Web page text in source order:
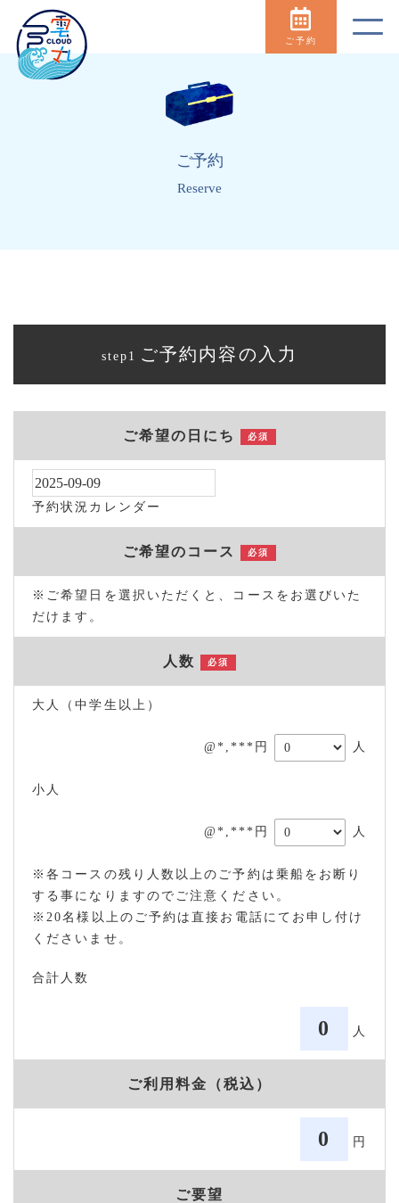
ご予約
ご予約
Reserve
step1 ご予約内容の入力
ご希望の日にち 必須
予約状況カレンダー
ご希望のコース 必須
※ご希望日を選択いただくと、コースをお選びいた
だけます。
人数 必須
大人（中学生以上）
@*,***円 人
小人
@*,***円 人
※各コースの残り人数以上のご予約は乗船をお断り
する事になりますのでご注意ください。
※20名様以上のご予約は直接お電話にてお申し付け
くださいませ。
合計人数
0 人
ご利用料金（税込）
0 円
ご要望